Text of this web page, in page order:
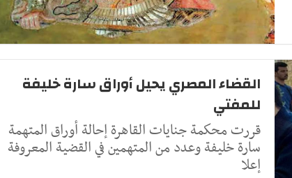
القضاء المصري يحيل أوراق سارة خليفة
للمفتي
قررت محكمة جنايات القاهرة إحالة أوراق المتهمة
سارة خليفة وعدد من المتهمين في القضية المعروفة
إعلا